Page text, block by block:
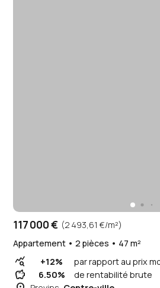
117 000 € (2 493,61 €/m²)
Appartement • 2 pièces • 47 m²
query_stats +12% par rapport au prix
savings 6.50% de rentabilité brute